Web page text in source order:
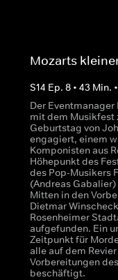
Mozarts
S14 Ep. 8• 43 Min. •
Der
mit dem Musikfest
Geburtstag von
engagiert, einem
Komponisten aus
Höhepunkt des
des Pop-Musikers
(Andreas
Mitten in den
Dietmar
Rosenheimer
aufgefunden. Ein
Zeitpunkt für
alle auf dem
Vorbereitungen
beschäftigt.